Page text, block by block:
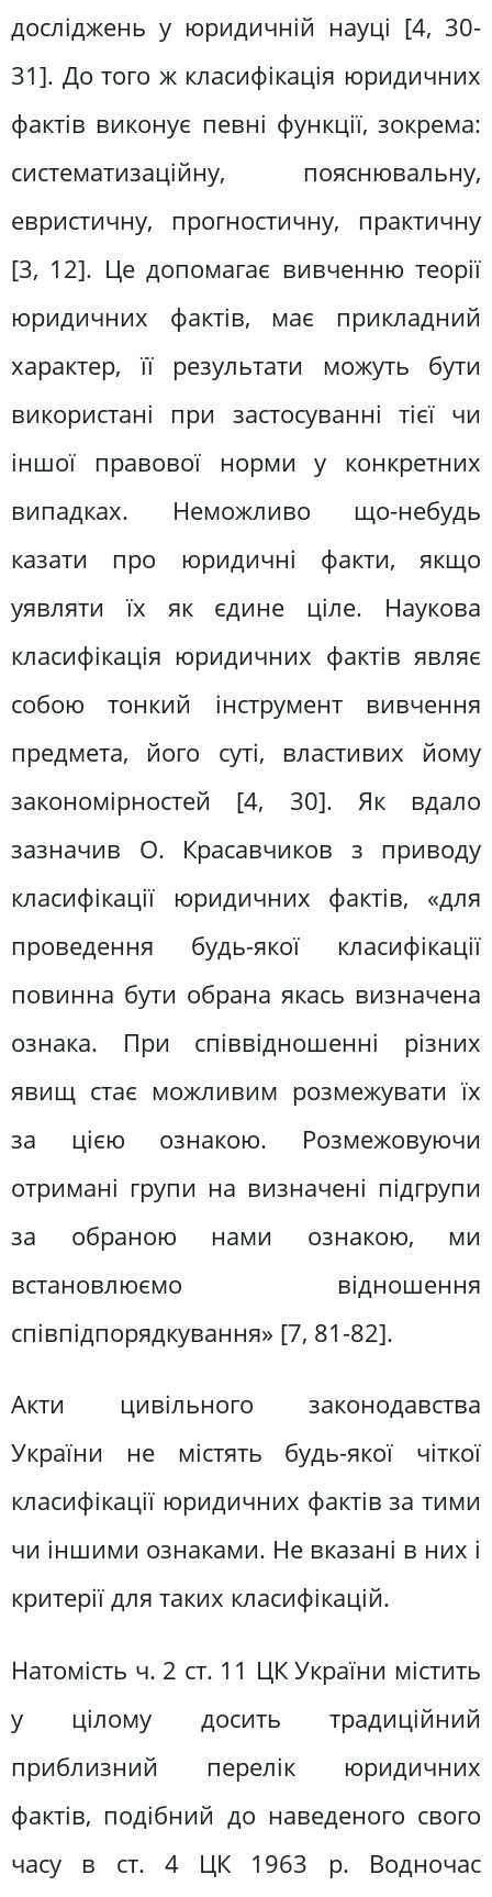
досліджень у юридичній науці [4, 30-
31]. До того ж класифікація юридичних
фактів виконує певні функції, зокрема:
систематизаційну, пояснювальну,
евристичну, прогностичну, практичну
[3, 12]. Це допомагає вивченню теорії
юридичних фактів, має прикладний
характер, її результати можуть бути
використані при застосуванні тієї чи
іншої правової норми у конкретних
випадках. Неможливо що-небудь
казати про юридичні факти, якщо
уявляти їх як єдине ціле. Наукова
класифікація юридичних фактів являє
собою тонкий інструмент вивчення
предмета, його суті, властивих йому
закономірностей [4, 30]. Як вдало
зазначив О. Красавчиков з приводу
класифікації юридичних фактів, «для
проведення будь-якої класифікації
повинна бути обрана якась визначена
ознака. При співвідношенні різних
явищ стає можливим розмежувати їх
за цією ознакою. Розмежовуючи
отримані групи на визначені підгрупи
за обраною нами ознакою, ми
встановлюємо відношення
співпідпорядкування» [7, 81-82].
Акти цивільного законодавства
України не містять будь-якої чіткої
класифікації юридичних фактів за тими
чи іншими ознаками. Не вказані в них і
критерії для таких класифікацій.
Натомість ч. 2 ст. 11 ЦК України містить
у цілому досить традиційний
приблизний перелік юридичних
фактів, подібний до наведеного свого
часу в ст. 4 ЦК 1963 р. Водночас